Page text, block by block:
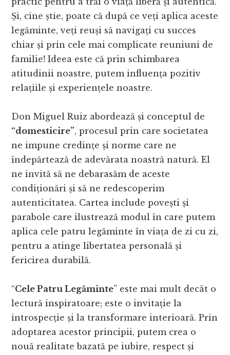
Și, cine știe, poate că după ce veți aplica aceste
legăminte, veți reuși să navigați cu succes
chiar și prin cele mai complicate reuniuni de
familie! Ideea este că prin schimbarea
atitudinii noastre, putem influența pozitiv
relațiile și experiențele noastre.
Don Miguel Ruiz abordează și conceptul de
“domesticire”, procesul prin care societatea
ne impune credințe și norme care ne
îndepărtează de adevărata noastră natură. El
ne invită să ne debarasăm de aceste
condiționări și să ne redescoperim
autenticitatea. Cartea include povești și
parabole care ilustrează modul în care putem
aplica cele patru legăminte în viața de zi cu zi,
pentru a atinge libertatea personală și
fericirea durabilă.
“Cele Patru Legăminte” este mai mult decât o
lectură inspiratoare; este o invitație la
introspecție și la transformare interioară. Prin
adoptarea acestor principii, putem crea o
nouă realitate bazată pe iubire, respect și